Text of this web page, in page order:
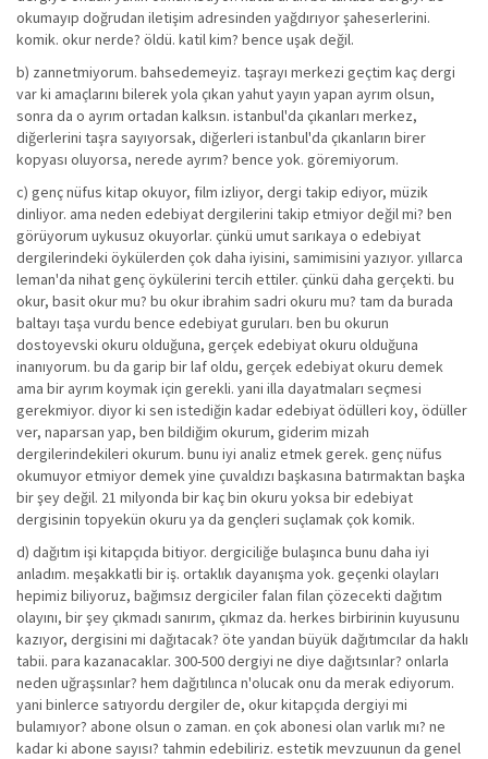
okumayıp doğrudan iletişim adresinden yağdırıyor şaheserlerini.
komik. okur nerde? öldü. katil kim? bence uşak değil.
b) zannetmiyorum. bahsedemeyiz. taşrayı merkezi geçtim kaç dergi
var ki amaçlarını bilerek yola çıkan yahut yayın yapan ayrım olsun,
sonra da o ayrım ortadan kalksın. istanbul'da çıkanları merkez,
diğerlerini taşra sayıyorsak, diğerleri istanbul'da çıkanların birer
kopyası oluyorsa, nerede ayrım? bence yok. göremiyorum.
c) genç nüfus kitap okuyor, film izliyor, dergi takip ediyor, müzik
dinliyor. ama neden edebiyat dergilerini takip etmiyor değil mi? ben
görüyorum uykusuz okuyorlar. çünkü umut sarıkaya o edebiyat
dergilerindeki öykülerden çok daha iyisini, samimisini yazıyor. yıllarca
leman'da nihat genç öykülerini tercih ettiler. çünkü daha gerçekti. bu
okur, basit okur mu? bu okur ibrahim sadri okuru mu? tam da burada
baltayı taşa vurdu bence edebiyat guruları. ben bu okurun
dostoyevski okuru olduğuna, gerçek edebiyat okuru olduğuna
inanıyorum. bu da garip bir laf oldu, gerçek edebiyat okuru demek
ama bir ayrım koymak için gerekli. yani illa dayatmaları seçmesi
gerekmiyor. diyor ki sen istediğin kadar edebiyat ödülleri koy, ödüller
ver, naparsan yap, ben bildiğim okurum, giderim mizah
dergilerindekileri okurum. bunu iyi analiz etmek gerek. genç nüfus
okumuyor etmiyor demek yine çuvaldızı başkasına batırmaktan başka
bir şey değil. 21 milyonda bir kaç bin okuru yoksa bir edebiyat
dergisinin topyekün okuru ya da gençleri suçlamak çok komik.
d) dağıtım işi kitapçıda bitiyor. dergiciliğe bulaşınca bunu daha iyi
anladım. meşakkatli bir iş. ortaklık dayanışma yok. geçenki olayları
hepimiz biliyoruz, bağımsız dergiciler falan filan çözecekti dağıtım
olayını, bir şey çıkmadı sanırım, çıkmaz da. herkes birbirinin kuyusunu
kazıyor, dergisini mi dağıtacak? öte yandan büyük dağıtımcılar da haklı
tabii. para kazanacaklar. 300-500 dergiyi ne diye dağıtsınlar? onlarla
neden uğraşsınlar? hem dağıtılınca n'olucak onu da merak ediyorum.
yani binlerce satıyordu dergiler de, okur kitapçıda dergiyi mi
bulamıyor? abone olsun o zaman. en çok abonesi olan varlık mı? ne
kadar ki abone sayısı? tahmin edebiliriz. estetik mevzuunun da genel